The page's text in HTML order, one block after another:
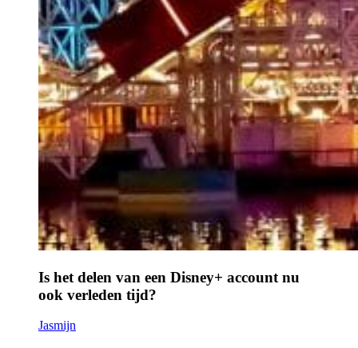
Is het delen van een Disney+ account nu
ook verleden tijd?
Jasmijn